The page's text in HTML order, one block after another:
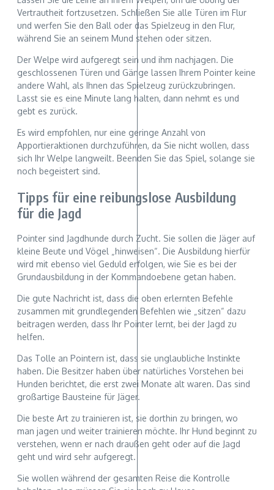
Vertrautheit fortzusetzen. Schließen Sie alle Türen im Flur
und werfen Sie den Ball oder das Spielzeug in den Flur,
während Sie an seinem Mund stehen oder sitzen.
Der Welpe wird aufgeregt sein und ihm nachjagen. Die
geschlossenen Türen und Gänge lassen Ihrem Pointer keine
andere Wahl, als Ihnen das Spielzeug zurückzubringen.
Lasst sie es eine Minute lang halten, dann nehmt es und
gebt es zurück.
Es wird empfohlen, nur eine geringe Anzahl von
Apportieraktionen durchzuführen, da Sie nicht wollen, dass
sich Ihr Welpe langweilt. Beenden Sie das Spiel, solange sie
noch begeistert sind.
Tipps für eine reibungslose Ausbildung
für die Jagd
Pointer sind Jagdhunde durch Zucht. Sie sollen die Jäger auf
kleine Beute und Vögel „hinweisen“. Die Ausbildung hierfür
wird mit ebenso viel Geduld erfolgen, wie Sie es bei der
Grundausbildung in der Kommandoebene getan haben.
Die gute Nachricht ist, dass die oben erlernten Befehle
zusammen mit grundlegenden Befehlen wie „sitzen“ dazu
beitragen werden, dass Ihr Pointer lernt, bei der Jagd zu
helfen.
Das Tolle an Pointern ist, dass sie unglaubliche Instinkte
haben. Die Besitzer haben über natürliches Vorstehen bei
Hunden berichtet, die erst zwei Monate alt waren. Das sind
großartige Bausteine für Jäger.
Die beste Art zu trainieren ist, sie dorthin zu bringen, wo
man jagen und weiter trainieren möchte. Ihr Hund beginnt zu
verstehen, wenn er nach draußen geht oder auf die Jagd
geht und wird sehr aufgeregt.
Sie wollen während der gesamten Reise die Kontrolle